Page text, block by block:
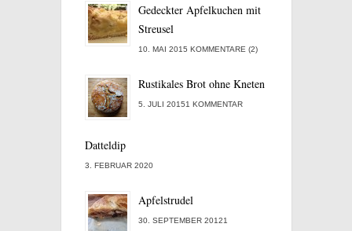
Gedeckter Apfelkuchen mit
Streusel
10. MAI 2015 KOMMENTARE (2)
Rustikales Brot ohne Kneten
5. JULI 20151 KOMMENTAR
Datteldip
3. FEBRUAR 2020
Apfelstrudel
30. SEPTEMBER 20121